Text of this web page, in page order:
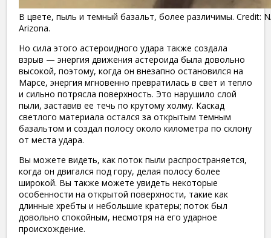
В цвете, пыль и темный базальт, более различимы. Credit:
Arizona.
Но сила этого астероидного удара также создала
взрыв — энергия движения астероида была довольно
высокой, поэтому, когда он внезапно остановился на
Марсе, энергия мгновенно превратилась в свет и тепло
и сильно потрясла поверхность. Это нарушило слой
пыли, заставив ее течь по крутому холму. Каскад
светлого материала остался за открытым темным
базальтом и создал полосу около километра по склону
от места удара.
Вы можете видеть, как поток пыли распространяется,
когда он двигался под гору, делая полосу более
широкой. Вы также можете увидеть некоторые
особенности на открытой поверхности, такие как
длинные хребты и небольшие кратеры; поток был
довольно спокойным, несмотря на его ударное
происхождение.